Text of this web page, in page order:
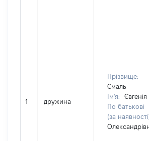
1 дружина
Прізвище:
Смаль
Ім'я:
Євгенія
По батькові
(за